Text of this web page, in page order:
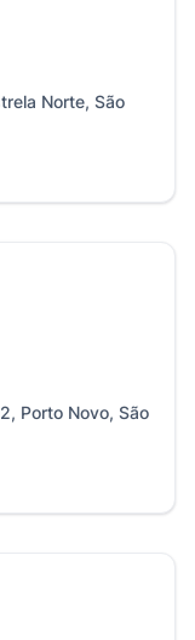
Norte, São
Porto Novo, São